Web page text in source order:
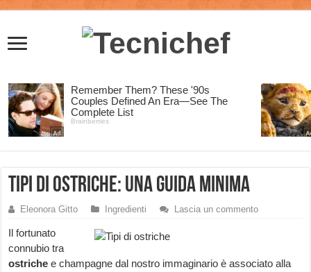
Tipi di ostriche: una guida minima
Eleonora Gitto Ingredienti Lascia un commento
Il fortunato
connubio tra
ostriche e champagne dal nostro immaginario è associato alla